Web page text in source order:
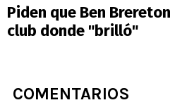
Piden que Ben
club donde "brilló"
COMENTARIOS